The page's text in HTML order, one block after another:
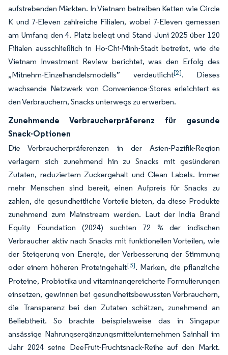
aufstrebenden Märkten. In Vietnam betreiben Ketten wie Circle
K und 7-Eleven zahlreiche Filialen, wobei 7-Eleven gemessen
am Umfang den 4. Platz belegt und Stand Juni 2025 über 120
Filialen ausschließlich in Ho-Chi-Minh-Stadt betreibt, wie die
Vietnam Investment Review berichtet, was den Erfolg des
„Mitnehm-Einzelhandelsmodells” verdeutlicht[2]. Dieses
wachsende Netzwerk von Convenience-Stores erleichtert es
den Verbrauchern, Snacks unterwegs zu erwerben.
Zunehmende Verbraucherpräferenz für gesunde
Snack-Optionen
Die Verbraucherpräferenzen in der Asien-Pazifik-Region
verlagern sich zunehmend hin zu Snacks mit gesünderen
Zutaten, reduziertem Zuckergehalt und Clean Labels. Immer
mehr Menschen sind bereit, einen Aufpreis für Snacks zu
zahlen, die gesundheitliche Vorteile bieten, da diese Produkte
zunehmend zum Mainstream werden. Laut der India Brand
Equity Foundation (2024) suchten 72 % der indischen
Verbraucher aktiv nach Snacks mit funktionellen Vorteilen, wie
der Steigerung von Energie, der Verbesserung der Stimmung
oder einem höheren Proteingehalt[3]. Marken, die pflanzliche
Proteine, Probiotika und vitaminangereicherte Formulierungen
einsetzen, gewinnen bei gesundheitsbewussten Verbrauchern,
die Transparenz bei den Zutaten schätzen, zunehmend an
Beliebtheit. So brachte beispielsweise das in Singapur
ansässige Nahrungsergänzungsmittelunternehmen Sainhall im
Jahr 2024 seine DeeFruit-Fruchtsnack-Reihe auf den Markt.